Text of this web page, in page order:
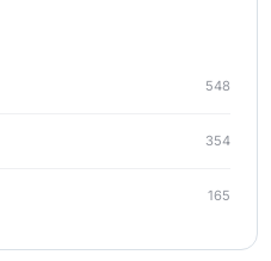
548
354
165